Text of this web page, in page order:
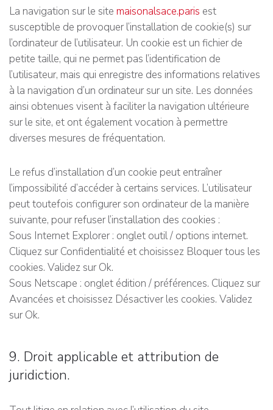
La navigation sur le site maisonalsace.paris est
susceptible de provoquer l’installation de cookie(s) sur
l’ordinateur de l’utilisateur. Un cookie est un fichier de
petite taille, qui ne permet pas l’identification de
l’utilisateur, mais qui enregistre des informations relatives
à la navigation d’un ordinateur sur un site. Les données
ainsi obtenues visent à faciliter la navigation ultérieure
sur le site, et ont également vocation à permettre
diverses mesures de fréquentation.
Le refus d’installation d’un cookie peut entraîner
l’impossibilité d’accéder à certains services. L’utilisateur
peut toutefois configurer son ordinateur de la manière
suivante, pour refuser l’installation des cookies :
Sous Internet Explorer : onglet outil / options internet.
Cliquez sur Confidentialité et choisissez Bloquer tous les
cookies. Validez sur Ok.
Sous Netscape : onglet édition / préférences. Cliquez sur
Avancées et choisissez Désactiver les cookies. Validez
sur Ok.
9. Droit applicable et attribution de
juridiction.